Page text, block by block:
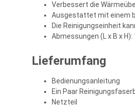
Verbessert die
Ausgestattet mit einem
Die Reinigungseinheit
Abmessungen (L x B x
Lieferumfang
Bedienungsanleitung
Ein Paar
Netzteil